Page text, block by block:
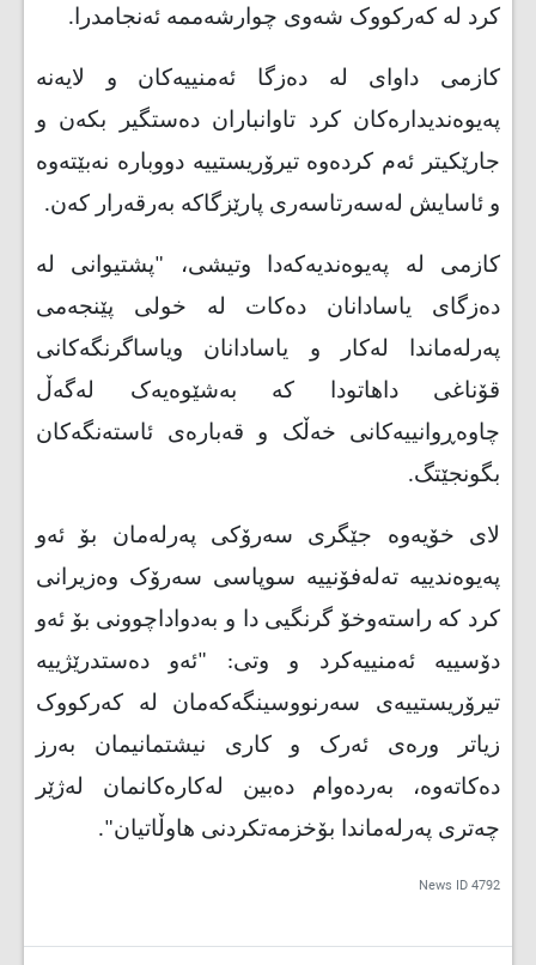
کرد له‌ که‌رکووک شه‌وی‌ چوارشه‌ممه‌ ئه‌نجامدرا.
کازمی داوای‌ له‌ ده‌زگا ئه‌منییه‌کان و لایه‌نه‌
په‌یوه‌ندیداره‌کان کرد تاوانباران ده‌ستگیر بکه‌ن و
جارێکیتر ئه‌م کرده‌وه‌ تیرۆریستییه‌ دووباره‌ نه‌بێته‌وه‌
و ئاسایش له‌سه‌رتاسه‌ری‌ پارێزگاکه‌ به‌رقه‌رار که‌ن.
کازمی له‌ په‌یوه‌ندیه‌که‌دا وتیشی‌، "پشتیوانی لە‌
ده‌زگای‌ یاسادانان ده‌کات له ‌خولی‌ پێنجه‌می‌
په‌رله‌ماندا له‌کار و یاسادانان ویاساگرنگه‌کانی‌
قۆناغی‌ داهاتودا که‌ به‌شێوه‌یه‌ک له‌گه‌ڵ
چاوه‌ڕوانییه‌کانی‌ خه‌ڵک و قه‌باره‌ی‌ ئاسته‌نگه‌کان
بگونجێتگ.
لای‌ خۆیه‌وه‌ جێگری‌ سه‌رۆکی‌ په‌رله‌مان بۆ ئه‌و
په‌یوه‌ندییه‌ ته‌له‌فۆنییه‌ سوپاسی‌ سه‌رۆک وه‌زیرانی
کرد که‌ راسته‌وخۆ گرنگیی دا و به‌دواداچوونی‌ بۆ ئه‌و
دۆسییه‌ ئه‌منییه‌کرد و وتی‌: "ئه‌و ده‌ستدرێژییه‌
تیرۆریستییه‌ی‌ سه‌رنووسینگه‌که‌مان له‌ که‌رکووک
زیاتر وره‌ی‌ ئه‌رک و کاری‌ نیشتمانیمان به‌رز
ده‌کاته‌وه‌، به‌رده‌وام ده‌بین له‌کاره‌کانمان له‌ژێر
چه‌تری‌ په‌رله‌ماندا بۆخزمه‌تکردنی‌ هاوڵاتیان".
News ID4792